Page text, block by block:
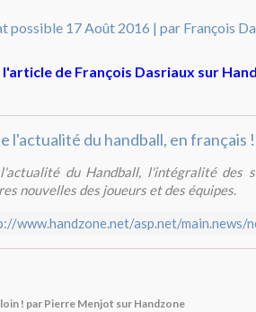
de François Dasriaux sur
l'actualité du handball, en français !
du Handball, l'intégralité des
nouvelles des joueurs et des équipes.
www.handzone.net/asp.net/main.news/
loin ! par Pierre Menjot sur Handzone